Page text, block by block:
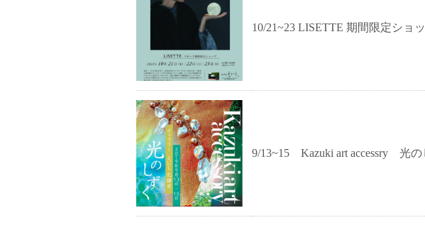
10/21~23 LISETTE 期間限定ショ
9/13~15 Kazuki art accessry 光の